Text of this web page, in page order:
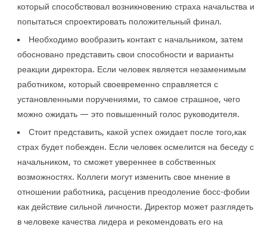
который способствовал возникновению страха начальства и
попытаться спроектировать положительный финал.
Необходимо вообразить контакт с начальником, затем
обосновано представить свои способности и варианты
реакции директора. Если человек является незаменимым
работником, который своевременно справляется с
установленными поручениями, то самое страшное, чего
можно ожидать — это повышенный голос руководителя.
Стоит представить, какой успех ожидает после того,как
страх будет побежден. Если человек осмелится на беседу с
начальником, то сможет увереннее в собственных
возможностях. Коллеги могут изменить свое мнение в
отношении работника, расценив преодоление босс-фобии
как действие сильной личности. Директор может разглядеть
в человеке качества лидера и рекомендовать его на